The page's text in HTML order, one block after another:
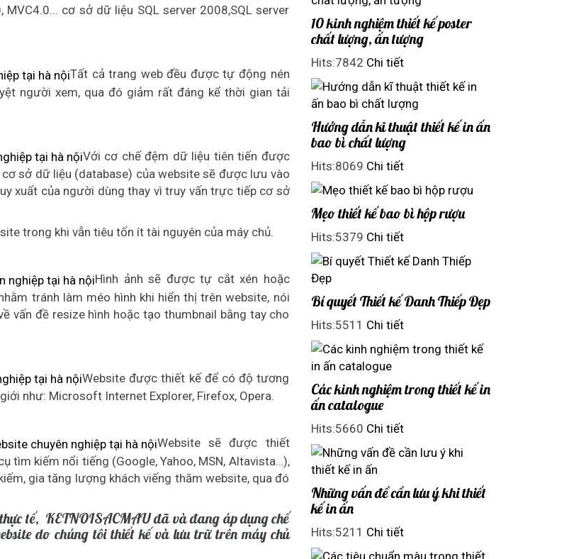
MVC4.0... cơ sở dữ liệu SQL server 2008,SQL server
Tất cả trang web đều được tự động nén
người xem, qua đó giảm rất đáng kể thời gian tải
Với cơ chế đệm dữ liệu tiên tiến được
sở dữ liệu (database) của website sẽ được lưu vào
xuất của người dùng thay vì truy vấn trực tiếp cơ sở
trong khi vẫn tiêu tốn ít tài nguyên của máy chủ.
Hình ảnh sẽ được tự cắt xén hoặc
tránh làm méo hình khi hiển thị trên website, nói
vấn đề resize hình hoặc tạo thumbnail bằng tay cho
Website được thiết kế để có độ tương
như: Microsoft Internet Explorer, Firefox, Opera.
Website sẽ được thiết
tìm kiếm nổi tiếng (Google, Yahoo, MSN, Altavista…),
gia tăng lượng khách viếng thăm website, qua đó
tế, KETNOISACMAU đã và đang áp dụng chế
do chúng tôi thiết kế và lưu trữ trên máy chủ
10 kinh nghiệm thiết kế poster
chất lượng, ấn tượng
Hits:7842 Chi tiết
Hướng dẫn kĩ thuật thiết kế in ấn
bao bì chất lượng
Hits:8069 Chi tiết
Mẹo thiết kế bao bì hộp rượu
Hits:5379 Chi tiết
Bí quyết Thiết kế Danh Thiếp Đẹp
Hits:5511 Chi tiết
Các kinh nghiệm trong thiết kế in
ấn catalogue
Hits:5660 Chi tiết
Những vấn đề cần lưu ý khi thiết
kế in ấn
Hits:5211 Chi tiết